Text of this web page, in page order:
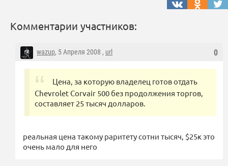
Комментарии участников:
0
wazup, 5 Апреля 2008 , url
Цена, за которую владелец готов отдать
Chevrolet Corvair 500 без продолжения торгов,
составляет 25 тысяч долларов.
реальная цена такому раритету сотни тысяч, $25к это
очень мало для него